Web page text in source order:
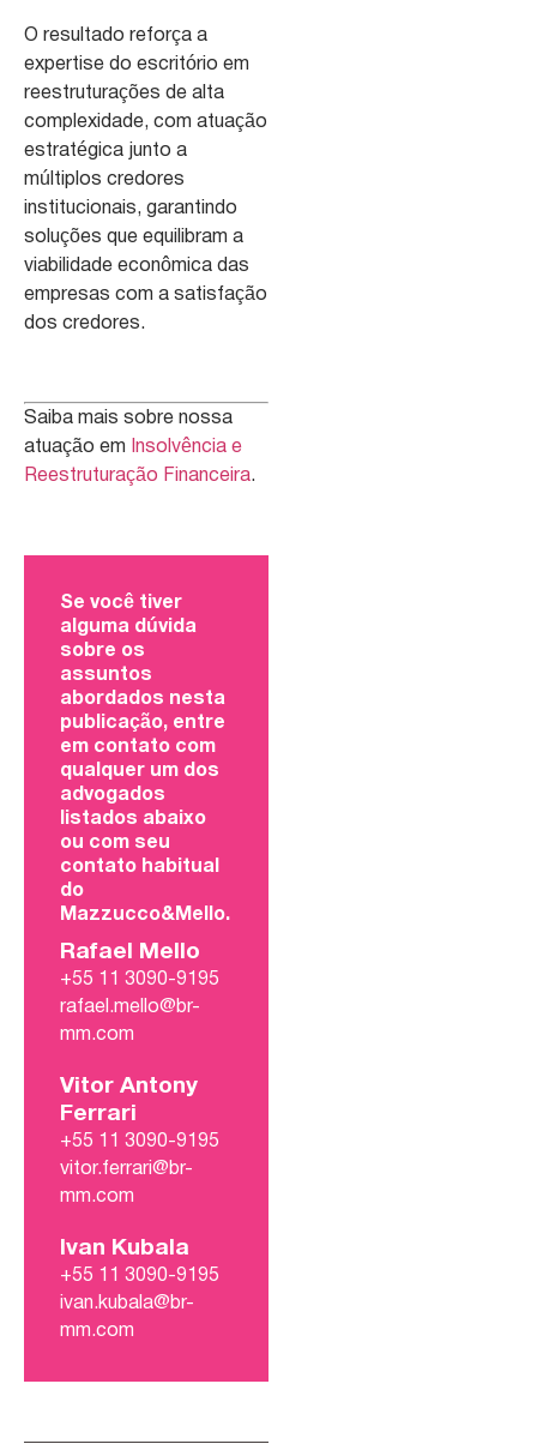
O resultado reforça a
expertise do escritório em
reestruturações de alta
complexidade, com atuação
estratégica junto a
múltiplos credores
institucionais, garantindo
soluções que equilibram a
viabilidade econômica das
empresas com a satisfação
dos credores.
Saiba mais sobre nossa
atuação em
Insolvência e
Reestruturação Financeira.
Se você tiver
alguma dúvida
sobre os
assuntos
abordados nesta
publicação, entre
em contato com
qualquer um dos
advogados
listados abaixo
ou com seu
contato habitual
do
Mazzucco&Mello.
Rafael Mello
+55 11 3090-9195
rafael.mello@br-
mm.com
Vitor Antony
Ferrari
+55 11 3090-9195
vitor.ferrari@br-
mm.com
Ivan Kubala
+55 11 3090-9195
ivan.kubala@br-
mm.com